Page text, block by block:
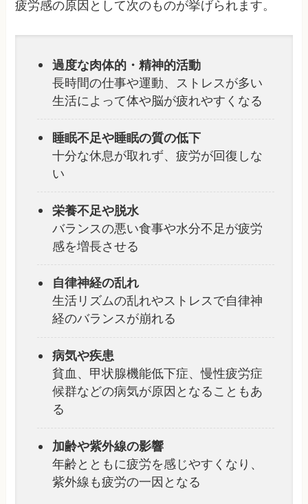
疲労感の原因として次のものが挙げられます。
過度な肉体的・精神的活動
長時間の仕事や運動、ストレスが多い
生活によって体や脳が疲れやすくなる
睡眠不足や睡眠の質の低下
十分な休息が取れず、疲労が回復しな
い
栄養不足や脱水
バランスの悪い食事や水分不足が疲労
感を増長させる
自律神経の乱れ
生活リズムの乱れやストレスで自律神
経のバランスが崩れる
病気や疾患
貧血、甲状腺機能低下症、慢性疲労症
候群などの病気が原因となることもあ
る
加齢や紫外線の影響
年齢とともに疲労を感じやすくなり、
紫外線も疲労の一因となる